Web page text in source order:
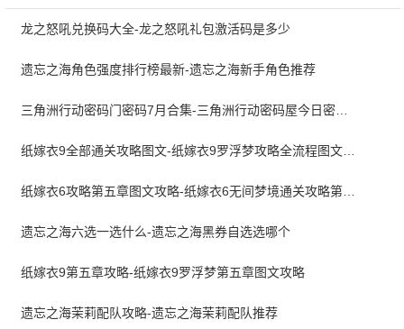
龙之怒吼兑换码大全-龙之怒吼礼包激活码是多少
遗忘之海角色强度排行榜最新-遗忘之海新手角色推荐
三角洲行动密码门密码7月合集-三角洲行动密码屋今日密码大全2026最新7月
纸嫁衣9全部通关攻略图文-纸嫁衣9罗浮梦攻略全流程图文详解
纸嫁衣6攻略第五章图文攻略-纸嫁衣6无间梦境通关攻略第五章
遗忘之海六选一选什么-遗忘之海黑券自选选哪个
纸嫁衣9第五章攻略-纸嫁衣9罗浮梦第五章图文攻略
遗忘之海茉莉配队攻略-遗忘之海茉莉配队推荐